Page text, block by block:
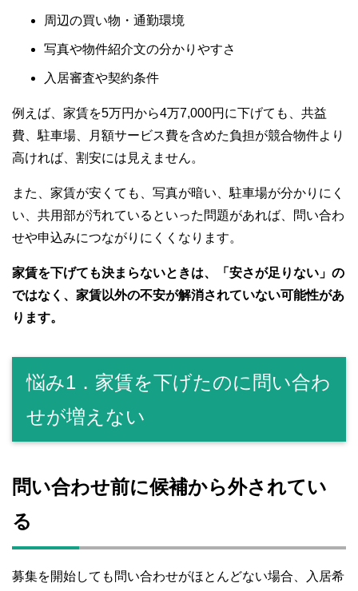
周辺の買い物・通勤環境
写真や物件紹介文の分かりやすさ
入居審査や契約条件
例えば、家賃を5万円から4万7,000円に下げても、共益
費、駐車場、月額サービス費を含めた負担が競合物件より
高ければ、割安には見えません。
また、家賃が安くても、写真が暗い、駐車場が分かりにく
い、共用部が汚れているといった問題があれば、問い合わ
せや申込みにつながりにくくなります。
家賃を下げても決まらないときは、「安さが足りない」の
ではなく、家賃以外の不安が解消されていない可能性があ
ります。
悩み1．家賃を下げたのに問い合わ
せが増えない
問い合わせ前に候補から外されてい
る
募集を開始しても問い合わせがほとんどない場合、入居希